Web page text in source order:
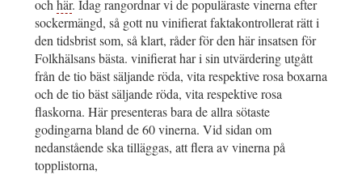
och här. Idag rangordnar vi de populäraste vinerna efter
sockermängd, så gott nu vinifierat faktakontrollerat rätt i
den tidsbrist som, så klart, råder för den här insatsen för
Folkhälsans bästa. vinifierat har i sin utvärdering utgått
från de tio bäst säljande röda, vita respektive rosa boxarna
och de tio bäst säljande röda, vita respektive rosa
flaskorna. Här presenteras bara de allra sötaste
godingarna bland de 60 vinerna. Vid sidan om
nedanstående ska tilläggas, att flera av vinerna på
topplistorna,